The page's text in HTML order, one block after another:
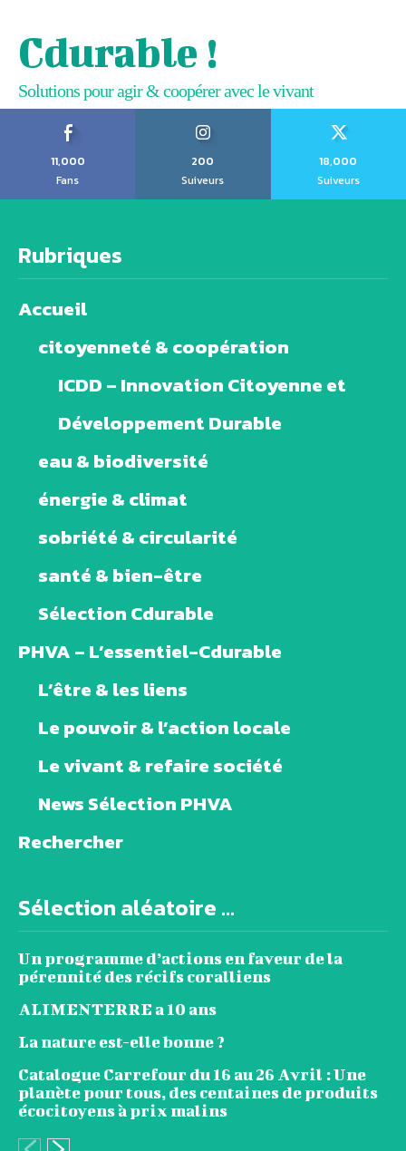
Cdurable !
Solutions pour agir & coopérer avec le vivant
11,000
Fans
200
Suiveurs
18,000
Suiveurs
Rubriques
Accueil
citoyenneté & coopération
ICDD – Innovation Citoyenne et
Développement Durable
eau & biodiversité
énergie & climat
sobriété & circularité
santé & bien-être
Sélection Cdurable
PHVA – L’essentiel-Cdurable
L’être & les liens
Le pouvoir & l’action locale
Le vivant & refaire société
News Sélection PHVA
Rechercher
Sélection aléatoire ...
Un programme d’actions en faveur de la
pérennité des récifs coralliens
ALIMENTERRE a 10 ans
La nature est-elle bonne ?
Catalogue Carrefour du 16 au 26 Avril : Une
planète pour tous, des centaines de produits
écocitoyens à prix malins